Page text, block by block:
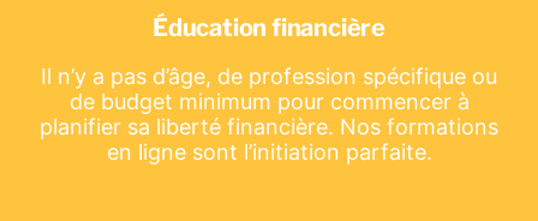
Éducation financière
Il n’y a pas d’âge, de profession spécifique ou
de budget minimum pour commencer à
planifier sa liberté financière. Nos formations
en ligne sont l’initiation parfaite.